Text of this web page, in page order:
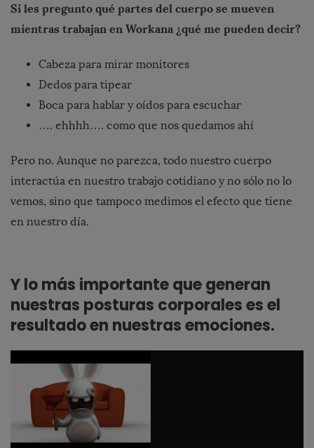
Si les pregunto qué partes del cuerpo se mueven
mientras trabajan en Workana ¿qué me pueden decir?
Cabeza para mirar monitores
Dedos para tipear
Boca para hablar y oídos para escuchar
…. ehhhh…. como que nos quedamos ahí
Pero no. Aunque no parezca, todo nuestro cuerpo
interactúa en nuestro trabajo cotidiano y no sólo no lo
vemos, sino que tampoco medimos el efecto que tiene
en nuestro día.
Y lo más importante que generan
nuestras posturas corporales es el
resultado en nuestras emociones.